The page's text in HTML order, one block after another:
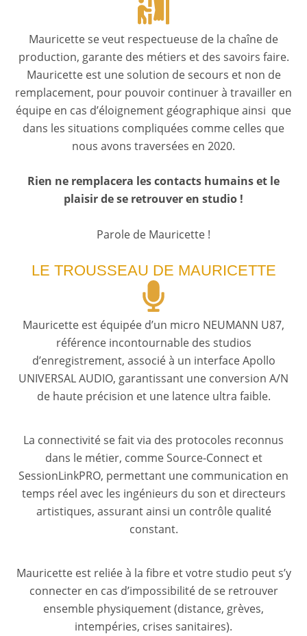
Mauricette se veut respectueuse de la chaîne de
production, garante des métiers et des savoirs faire.
Mauricette est une solution de secours et non de
remplacement, pour pouvoir continuer à travailler en
équipe en cas d’éloignement géographique ainsi que
dans les situations compliquées comme celles que
nous avons traversées en 2020.
Rien ne remplacera les contacts humains et le
plaisir de se retrouver en studio !
Parole de Mauricette !
LE TROUSSEAU DE MAURICETTE
Mauricette est équipée d’un micro NEUMANN U87,
référence incontournable des studios
d’enregistrement, associé à un interface Apollo
UNIVERSAL AUDIO, garantissant une conversion A/N
de haute précision et une latence ultra faible.
La connectivité se fait via des protocoles reconnus
dans le métier, comme Source-Connect et
SessionLinkPRO, permettant une communication en
temps réel avec les ingénieurs du son et directeurs
artistiques, assurant ainsi un contrôle qualité
constant.
Mauricette est reliée à la fibre et votre studio peut s’y
connecter en cas d’impossibilité de se retrouver
ensemble physiquement (distance, grèves,
intempéries, crises sanitaires).